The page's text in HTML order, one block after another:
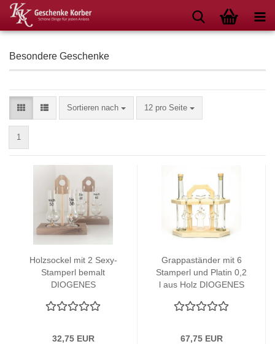
Besondere Geschenke
Sortieren nach
Sortieren nach 12 pro Seite
pro Seite
1
Holzsockel mit 2 Sexy-
Stamperl bemalt
DIOGENES
32,75 EUR
Grappaständer mit 6
Stamperl und Platin 0,2
l aus Holz DIOGENES
67,75 EUR